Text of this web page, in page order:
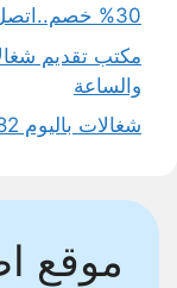
30% خصم..اتصل الـان
مكتب تقديم
والساعة
شغالات باليوم 82 ريال لخدمات منزلية احترافية
موقع